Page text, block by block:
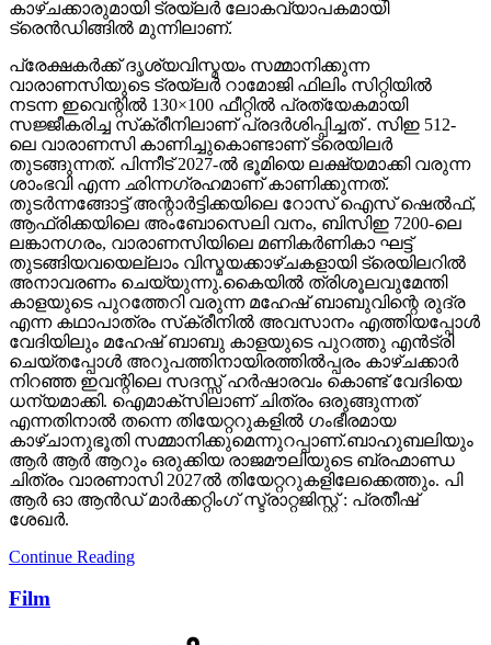
കാഴ്ചക്കാരുമായി ട്രയ്ലർ ലോകവ്യാപകമായി
ട്രെൻഡിങ്ങിൽ മുന്നിലാണ്.
പ്രേക്ഷകർക്ക് ദൃശ്യവിസ്മയം സമ്മാനിക്കുന്ന
വാരാണസിയുടെ ട്രയ്ലർ റാമോജി ഫിലിം സിറ്റിയിൽ
നടന്ന ഇവെന്റിൽ 130×100 ഫീറ്റിൽ പ്രത്യേകമായി
സജ്ജീകരിച്ച സ്‌ക്രീനിലാണ് പ്രദർശിപ്പിച്ചത് . സിഇ 512-
ലെ വാരാണസി കാണിച്ചുകൊണ്ടാണ് ട്രെയിലര്‍
തുടങ്ങുന്നത്. പിന്നീട് 2027-ല്‍ ഭൂമിയെ ലക്ഷ്യമാക്കി വരുന്ന
ശാംഭവി എന്ന ഛിന്നഗ്രഹമാണ് കാണിക്കുന്നത്.
തുടര്‍ന്നങ്ങോട്ട് അന്റാര്‍ട്ടിക്കയിലെ റോസ് ഐസ് ഷെല്‍ഫ്,
ആഫ്രിക്കയിലെ അംബോസെലി വനം, ബിസിഇ 7200-ലെ
ലങ്കാനഗരം, വാരാണസിയിലെ മണികര്‍ണികാ ഘട്ട്
തുടങ്ങിയവയെല്ലാം വിസ്മയക്കാഴ്ചകളായി ട്രെയിലറില്‍
അനാവരണം ചെയ്യുന്നു.കൈയില്‍ ത്രിശൂലവുമേന്തി
കാളയുടെ പുറത്തേറി വരുന്ന മഹേഷ് ബാബുവിന്റെ രുദ്ര
എന്ന കഥാപാത്രം സ്‌ക്രീനിൽ അവസാനം എത്തിയപ്പോൾ
വേദിയിലും മഹേഷ് ബാബു കാളയുടെ പുറത്തു എൻട്രി
ചെയ്തപ്പോൾ അറുപത്തിനായിരത്തിൽപ്പരം കാഴ്ചക്കാർ
നിറഞ്ഞ ഇവന്റിലെ സദസ്സ് ഹർഷാരവം കൊണ്ട് വേദിയെ
ധന്യമാക്കി. ഐമാക്‌സിലാണ് ചിത്രം ഒരുങ്ങുന്നത്
എന്നതിനാല്‍ തന്നെ തിയേറ്ററുകളില്‍ ഗംഭീരമായ
കാഴ്ചാനുഭൂതി സമ്മാനിക്കുമെന്നുറപ്പാണ്.ബാഹുബലിയും
ആർ ആർ ആറും ഒരുക്കിയ രാജമൗലിയുടെ ബ്രഹ്മാണ്ഡ
ചിത്രം വാരണാസി 2027ൽ തിയേറ്ററുകളിലേക്കെത്തും. പി
ആർ ഓ ആൻഡ് മാർക്കറ്റിംഗ് സ്ട്രാറ്റജിസ്റ്റ് : പ്രതീഷ്
ശേഖർ.
Continue Reading
Film